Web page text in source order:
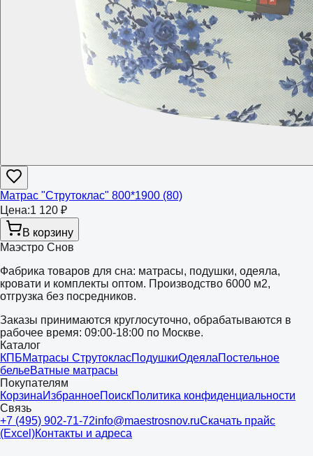
Матрас "Струтоклас" 800*1900 (80)
Цена:1 120 ₽
В корзину
Маэстро Снов
Фабрика товаров для сна: матрасы, подушки, одеяла,
кровати и комплекты оптом. Производство 6000 м2,
отгрузка без посредников.
Заказы принимаются круглосуточно, обрабатываются в
рабочее время: 09:00-18:00 по Москве.
Каталог
КПБМатрасы СтрутокласПодушкиОдеялаПостельное
бельеВатные матрасы
Покупателям
КорзинаИзбранноеПоискПолитика конфиденциальности
Связь
+7 (495) 902-71-72info@maestrosnov.ruСкачать прайс
(Excel)Контакты и адреса